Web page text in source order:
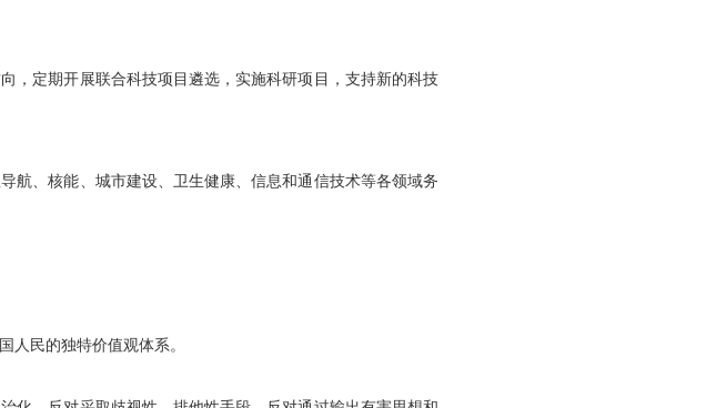
定期开展联合科技项目遴选，实施科研项目，支持新的科技
、核能、城市建设、卫生健康、信息和通信技术等各领域务
民的独特价值观体系。